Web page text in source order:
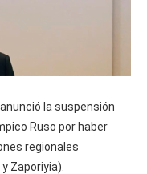
la suspensión
Ruso por haber
regionales
Zaporiyia).